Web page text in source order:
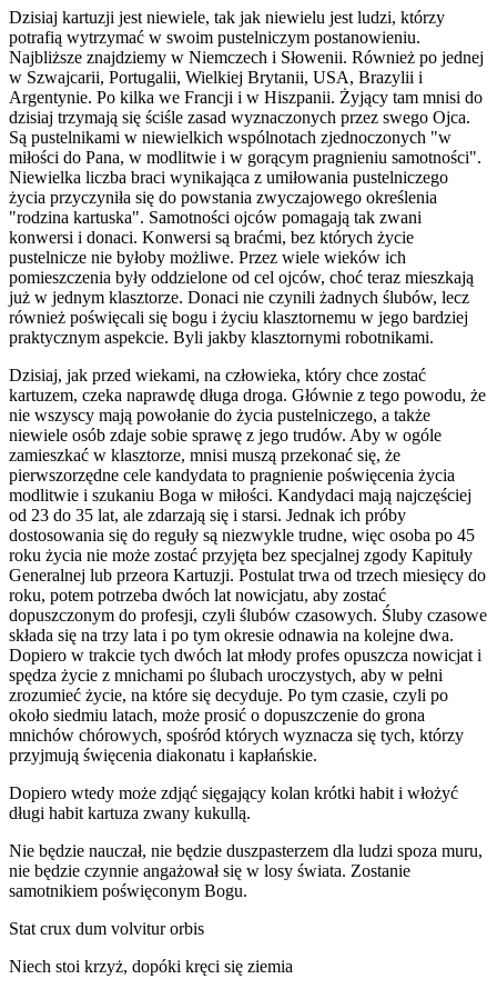
Dzisiaj kartuzji jest niewiele, tak jak niewielu jest ludzi, którzy
potrafią wytrzymać w swoim pustelniczym postanowieniu.
Najbliższe znajdziemy w Niemczech i Słowenii. Również po jednej
w Szwajcarii, Portugalii, Wielkiej Brytanii, USA, Brazylii i
Argentynie. Po kilka we Francji i w Hiszpanii. Żyjący tam mnisi do
dzisiaj trzymają się ściśle zasad wyznaczonych przez swego Ojca.
Są pustelnikami w niewielkich wspólnotach zjednoczonych "w
miłości do Pana, w modlitwie i w gorącym pragnieniu samotności".
Niewielka liczba braci wynikająca z umiłowania pustelniczego
życia przyczyniła się do powstania zwyczajowego określenia
"rodzina kartuska". Samotności ojców pomagają tak zwani
konwersi i donaci. Konwersi są braćmi, bez których życie
pustelnicze nie byłoby możliwe. Przez wiele wieków ich
pomieszczenia były oddzielone od cel ojców, choć teraz mieszkają
już w jednym klasztorze. Donaci nie czynili żadnych ślubów, lecz
również poświęcali się bogu i życiu klasztornemu w jego bardziej
praktycznym aspekcie. Byli jakby klasztornymi robotnikami.
Dzisiaj, jak przed wiekami, na człowieka, który chce zostać
kartuzem, czeka naprawdę długa droga. Głównie z tego powodu, że
nie wszyscy mają powołanie do życia pustelniczego, a także
niewiele osób zdaje sobie sprawę z jego trudów. Aby w ogóle
zamieszkać w klasztorze, mnisi muszą przekonać się, że
pierwszorzędne cele kandydata to pragnienie poświęcenia życia
modlitwie i szukaniu Boga w miłości. Kandydaci mają najczęściej
od 23 do 35 lat, ale zdarzają się i starsi. Jednak ich próby
dostosowania się do reguły są niezwykle trudne, więc osoba po 45
roku życia nie może zostać przyjęta bez specjalnej zgody Kapituły
Generalnej lub przeora Kartuzji. Postulat trwa od trzech miesięcy do
roku, potem potrzeba dwóch lat nowicjatu, aby zostać
dopuszczonym do profesji, czyli ślubów czasowych. Śluby czasowe
składa się na trzy lata i po tym okresie odnawia na kolejne dwa.
Dopiero w trakcie tych dwóch lat młody profes opuszcza nowicjat i
spędza życie z mnichami po ślubach uroczystych, aby w pełni
zrozumieć życie, na które się decyduje. Po tym czasie, czyli po
około siedmiu latach, może prosić o dopuszczenie do grona
mnichów chórowych, spośród których wyznacza się tych, którzy
przyjmują święcenia diakonatu i kapłańskie.
Dopiero wtedy może zdjąć sięgający kolan krótki habit i włożyć
długi habit kartuza zwany kukullą.
Nie będzie nauczał, nie będzie duszpasterzem dla ludzi spoza muru,
nie będzie czynnie angażował się w losy świata. Zostanie
samotnikiem poświęconym Bogu.
Stat crux dum volvitur orbis
Niech stoi krzyż, dopóki kręci się ziemia